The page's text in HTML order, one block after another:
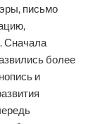
письмо
Сначала
более
и